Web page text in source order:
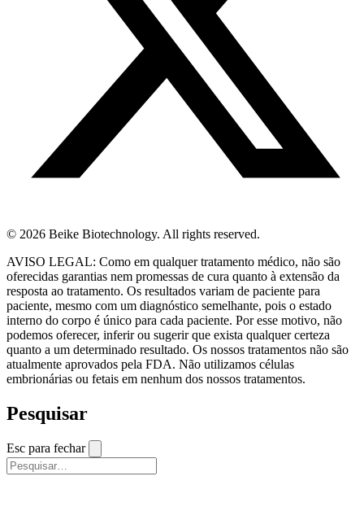
© 2026 Beike Biotechnology. All rights reserved.
AVISO LEGAL: Como em qualquer tratamento médico, não são
oferecidas garantias nem promessas de cura quanto à extensão da
resposta ao tratamento. Os resultados variam de paciente para
paciente, mesmo com um diagnóstico semelhante, pois o estado
interno do corpo é único para cada paciente. Por esse motivo, não
podemos oferecer, inferir ou sugerir que exista qualquer certeza
quanto a um determinado resultado. Os nossos tratamentos não são
atualmente aprovados pela FDA. Não utilizamos células
embrionárias ou fetais em nenhum dos nossos tratamentos.
Pesquisar
Esc para fechar